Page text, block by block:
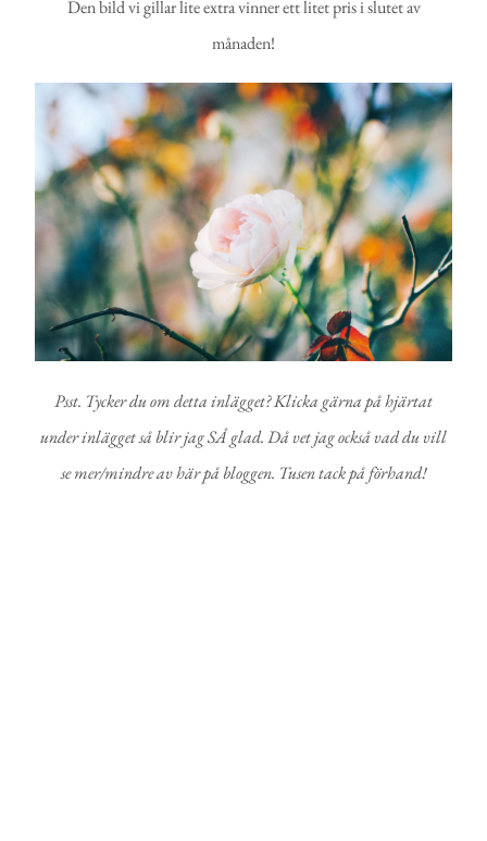
Den bild vi gillar lite extra vinner ett litet pris i slutet av
månaden!
Psst. Tycker du om detta inlägget? Klicka gärna på hjärtat
under inlägget så blir jag SÅ glad. Då vet jag också vad du vill
se mer/mindre av här på bloggen. Tusen tack på förhand!